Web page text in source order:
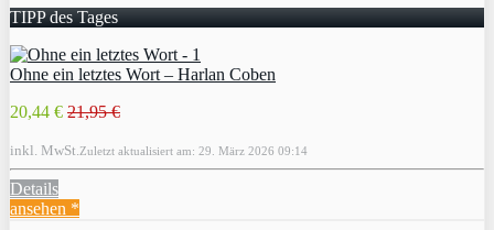
TIPP des Tages
Ohne ein letztes Wort – Harlan Coben
20,44 € 21,95 €
inkl. MwSt. Zuletzt aktualisiert am: 29. März 2026 09:14
Details
ansehen *